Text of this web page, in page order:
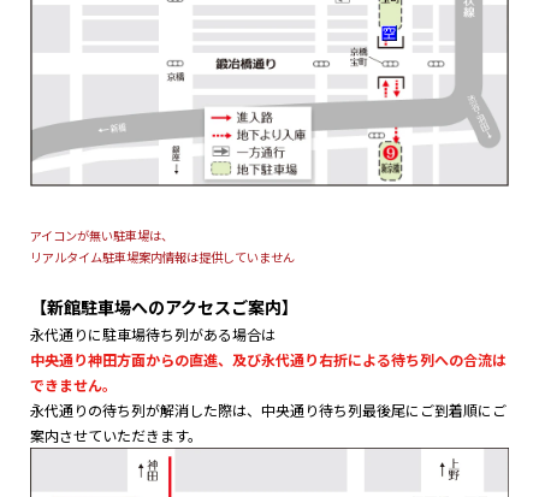
アイコンが無い駐車場は、
リアルタイム駐車場案内情報は提供していません
【新館駐車場へのアクセスご案内】
永代通りに駐車場待ち列がある場合は
中央通り神田方面からの直進、及び永代通り右折による待ち列への合流は
できません。
永代通りの待ち列が解消した際は、中央通り待ち列最後尾にご到着順にご
案内させていただきます。